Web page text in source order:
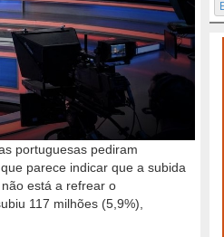
portuguesas pediram
parece indicar que a subida
está a refrear o
117 milhões (5,9%),